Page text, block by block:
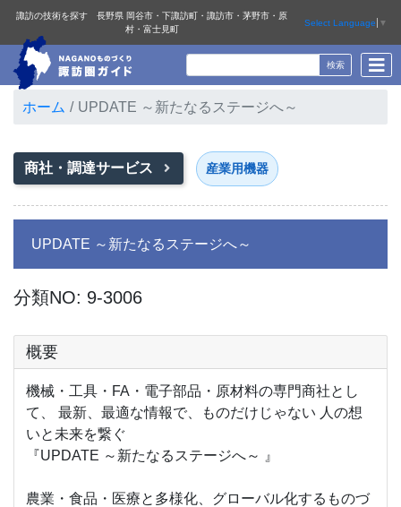
諏訪の技術を探す 長野県 岡谷市・下諏訪町・諏訪市・茅野市・原
村・富士見町
Select Language ▼
ホーム UPDATE ～新たなるステージへ～
商社・調達サービス 産業用機器
UPDATE ～新たなるステージへ～
分類NO: 9-3006
概要
機械・工具・FA・電子部品・原材料の専門商社とし
て、 最新、最適な情報で、ものだけじゃない 人の想
いと未来を繋ぐ
『UPDATE ～新たなるステージへ～ 』
農業・食品・医療と多様化、グローバル化するものづ